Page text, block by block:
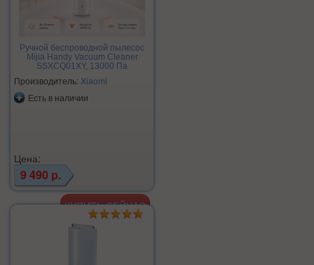
Ручной беспроводной пылесос
Mijia Handy Vacuum Cleaner
SSXCQ01XY, 13000 Па
Производитель: Xiaomi
Есть в наличии
Цена:
9 490 р.